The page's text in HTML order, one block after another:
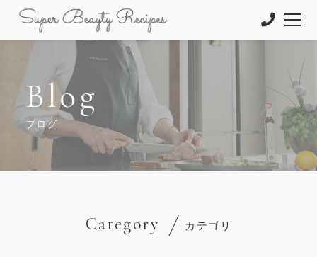
Blog
ブログ
Category カテゴリ